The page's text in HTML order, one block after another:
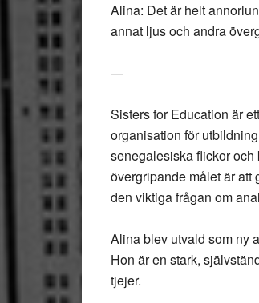
Alina: Det är helt
annat ljus och andra
—
Sisters for Education är
organisation för
senegalesiska flickor
övergripande målet är att
den viktiga frågan om
Alina blev utvald som ny
Hon är en stark,
tjejer.